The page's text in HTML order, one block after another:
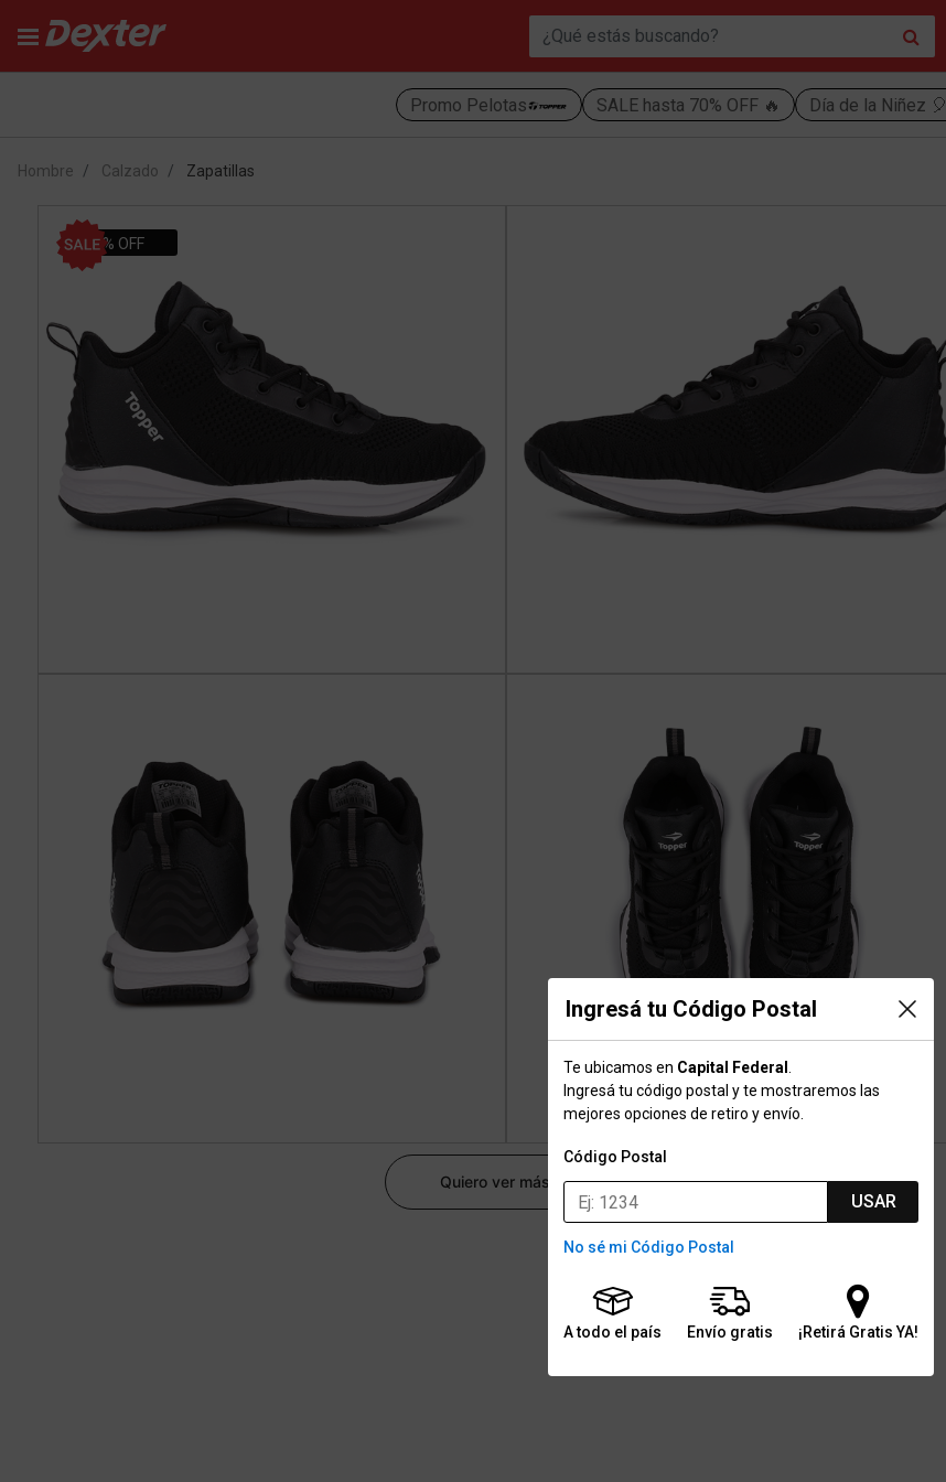
Promo Pelotas SALE hasta 70% OFF 🔥 Día de la Niñez 🎈
Ingresá tu Código Postal
Te ubicamos en Capital Federal
Ingresá tu código postal y te mostraremos las
mejores opciones de retiro y envío.
Código Postal
USAR
No sé mi Código Postal
A todo el país Envío gratis ¡Retirá Gratis YA!
Hombre Calzado Zapatillas
55% OFF
Quiero ver más